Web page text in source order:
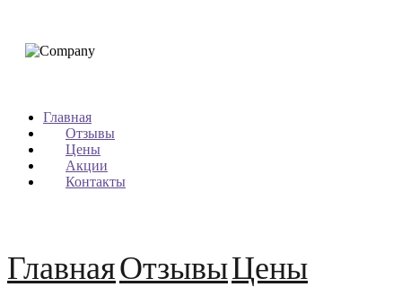
Главная
Отзывы
Цены
Акции
Контакты
ГлавнаяОтзывыЦены